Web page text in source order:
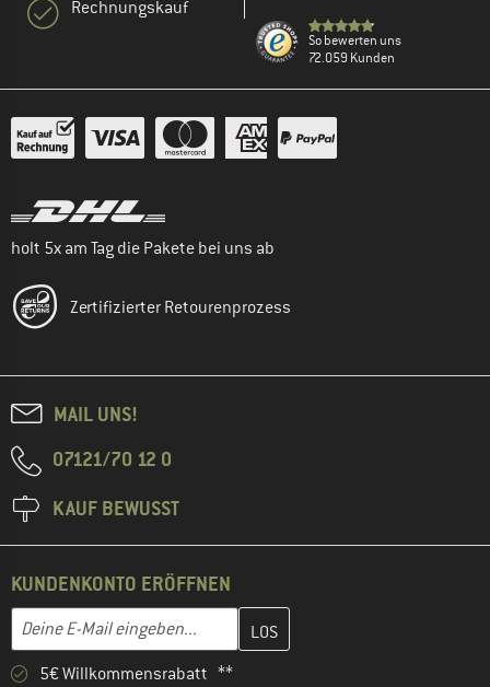
Rechnungskauf
So bewerten uns
72.059 Kunden
holt 5x am Tag die Pakete bei uns ab
Zertifizierter Retourenprozess
MAIL UNS!
07121/70 12 0
KAUF BEWUSST
KUNDENKONTO ERÖFFNEN
E-Mail-Adresse
Gib hier deine E-Mail-Adresse ein und erstelle im nächsten
5€ Willkommensrabatt **